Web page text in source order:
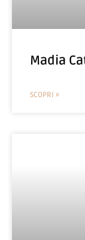
Madia
SCOPRI »